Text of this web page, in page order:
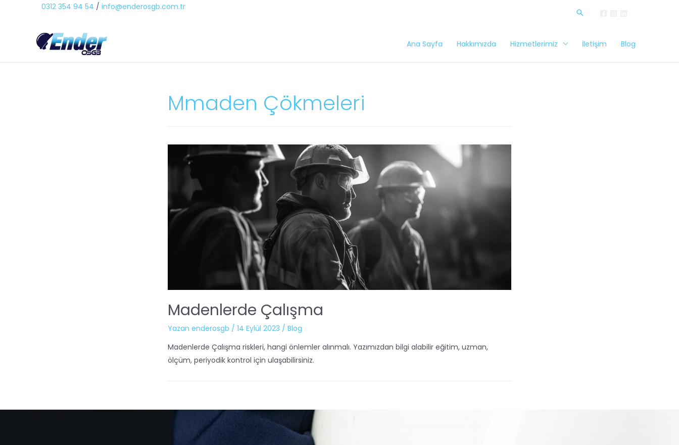
0312 354 94 54 / info@enderosgb.com.tr
Ana Sayfa Hakkımızda Hizmetlerimiz İletişim Blog
Mmaden Çökmeleri
Madenlerde Çalışma
Yazan enderosgb / 14 Eylül 2023 / Blog
Madenlerde Çalışma riskleri, hangi önlemler alınmalı. Yazımızdan bilgi alabilir eğitim, uzman,
ölçüm, periyodik kontrol için ulaşabilirsiniz.